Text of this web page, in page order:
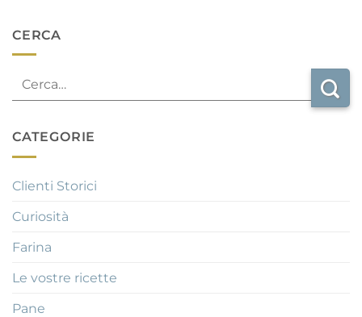
CERCA
CATEGORIE
Clienti Storici
Curiosità
Farina
Le vostre ricette
Pane